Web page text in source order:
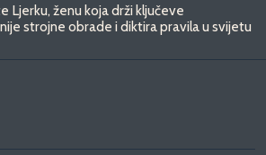
Ljerku, ženu koja drži ključeve
strojne obrade i diktira pravila u svijetu